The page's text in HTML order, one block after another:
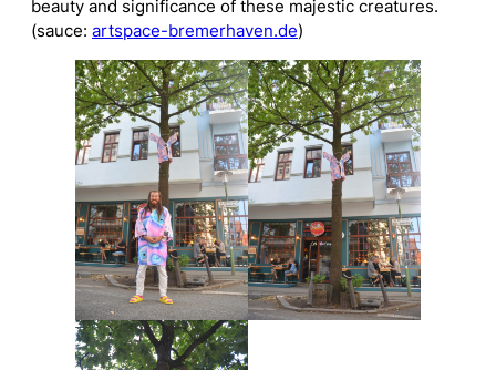
beauty and significance of these majestic creatures.
(sauce: artspace-bremerhaven.de)